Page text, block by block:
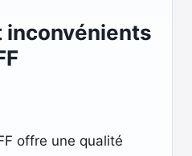
inconvénients
offre une qualité